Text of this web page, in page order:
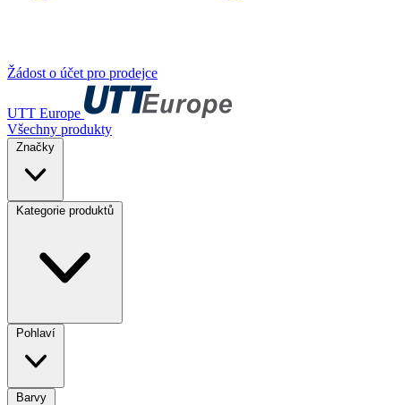
Žádost o účet pro prodejce
UTT Europe
Všechny produkty
Značky
Kategorie produktů
Pohlaví
Barvy